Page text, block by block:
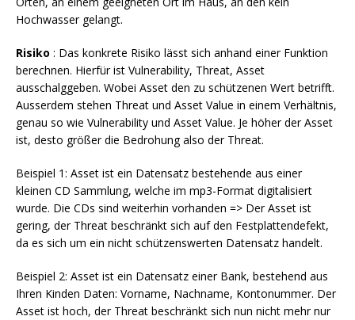
Hochwasser gelangt.
Risiko : Das konkrete Risiko lässt sich anhand einer Funktion
berechnen. Hierfür ist Vulnerability, Threat, Asset
ausschalggeben. Wobei Asset den zu schützenen Wert betrifft.
Ausserdem stehen Threat und Asset Value in einem Verhältnis,
genau so wie Vulnerability und Asset Value. Je höher der Asset
ist, desto größer die Bedrohung also der Threat.
Beispiel 1: Asset ist ein Datensatz bestehende aus einer
kleinen CD Sammlung, welche im mp3-Format digitalisiert
wurde. Die CDs sind weiterhin vorhanden => Der Asset ist
gering, der Threat beschränkt sich auf den Festplattendefekt,
da es sich um ein nicht schützenswerten Datensatz handelt.
Beispiel 2: Asset ist ein Datensatz einer Bank, bestehend aus
Ihren Kinden Daten: Vorname, Nachname, Kontonummer. Der
Asset ist hoch, der Threat beschränkt sich nun nicht mehr nur